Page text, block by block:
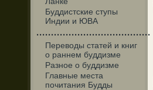
Буддистские ступы
Индии и ЮВА
·······································
Переводы статей и книг
о раннем буддизме
Разное о буддизме
Главные места
почитания Будды